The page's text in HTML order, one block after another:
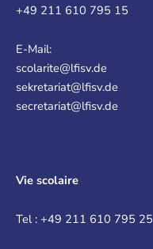
+49 211 610 795 15
E-Mail:
scolarite@lfisv.de
sekretariat@lfisv.de
secretariat@lfisv.de
Vie scolaire
Tel : +49 211 610 795 25